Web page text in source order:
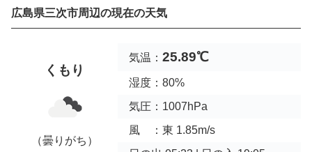
広島県三次市周辺の現在の天気
くもり
（曇りがち）
気温： 25.89℃
湿度：80%
気圧：1007hPa
風 ：東 1.85m/s